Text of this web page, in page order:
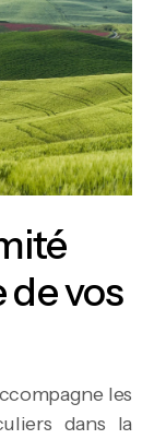
vos
les
dans la